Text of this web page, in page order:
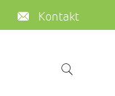
Kontakt